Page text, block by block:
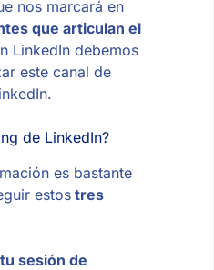
nos marcará en
que articulan el
LinkedIn debemos
este canal de
de LinkedIn?
es bastante
estostres
sesión de